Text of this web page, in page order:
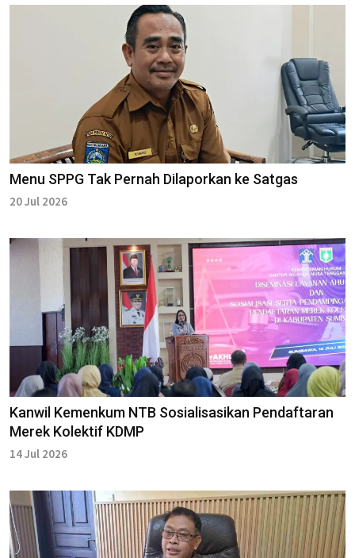
Menu SPPG Tak Pernah Dilaporkan ke Satgas
20 Jul 2026
Kanwil Kemenkum NTB Sosialisasikan Pendaftaran
Merek Kolektif KDMP
14 Jul 2026